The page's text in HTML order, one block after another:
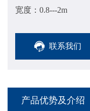
宽度：0.8---2m
联系我们
产品优势及介绍